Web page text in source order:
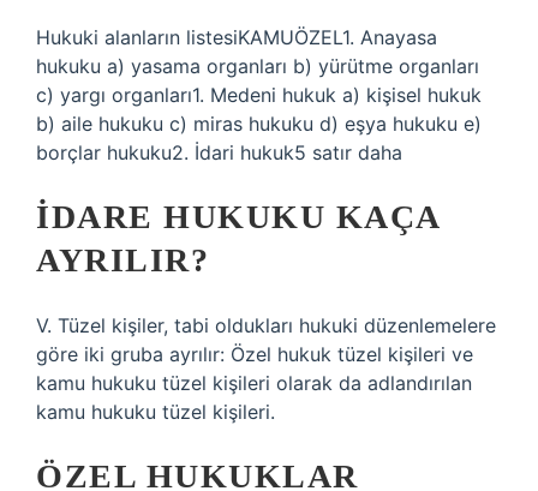
Hukuki alanların listesiKAMUÖZEL1. Anayasa
hukuku a) yasama organları b) yürütme organları
c) yargı organları1. Medeni hukuk a) kişisel hukuk
b) aile hukuku c) miras hukuku d) eşya hukuku e)
borçlar hukuku2. İdari hukuk5 satır daha
İDARE HUKUKU KAÇA
AYRILIR?
V. Tüzel kişiler, tabi oldukları hukuki düzenlemelere
göre iki gruba ayrılır: Özel hukuk tüzel kişileri ve
kamu hukuku tüzel kişileri olarak da adlandırılan
kamu hukuku tüzel kişileri.
ÖZEL HUKUKLAR